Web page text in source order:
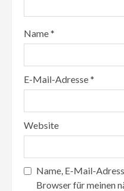
Name*
E-Mail-Adresse*
Website
Name, E-Mail-
Browser für meinen